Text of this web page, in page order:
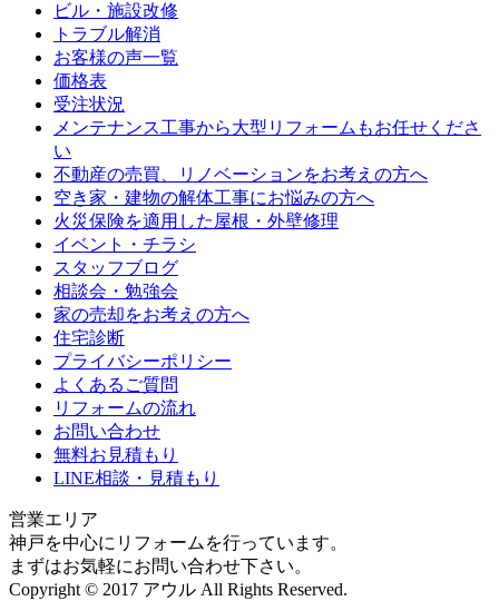
ビル・施設改修
トラブル解消
お客様の声一覧
価格表
受注状況
メンテナンス工事から大型リフォームもお任せくださ
い
不動産の売買、リノベーションをお考えの方へ
空き家・建物の解体工事にお悩みの方へ
火災保険を適用した屋根・外壁修理
イベント・チラシ
スタッフブログ
相談会・勉強会
家の売却をお考えの方へ
住宅診断
プライバシーポリシー
よくあるご質問
リフォームの流れ
お問い合わせ
無料お見積もり
LINE相談・見積もり
営業エリア
神戸を中心にリフォームを行っています。
まずはお気軽にお問い合わせ下さい。
Copyright © 2017 アウル All Rights Reserved.